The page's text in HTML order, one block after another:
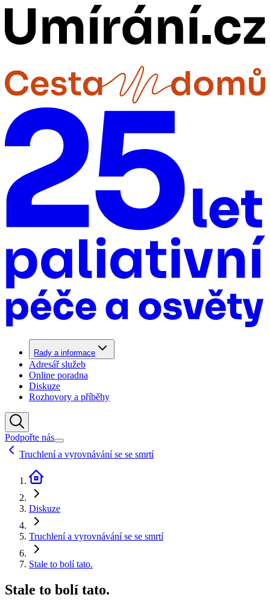
Rady a informace
Adresář služeb
Online poradna
Diskuze
Rozhovory a příběhy
Podpořte nás
Truchlení a vyrovnávání se se smrtí
Diskuze
Truchlení a vyrovnávání se se smrtí
Stale to bolí tato.
Stale to bolí tato.